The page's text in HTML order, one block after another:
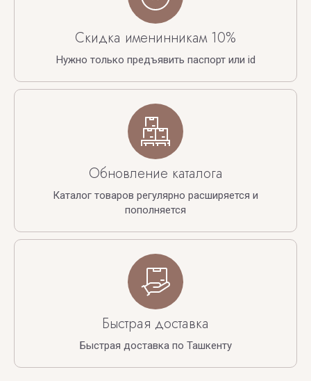
Скидка именинникам 10%
Нужно только предъявить паспорт или id
Обновление каталога
Каталог товаров регулярно расширяется и
пополняется
Быстрая доставка
Быстрая доставка по Ташкенту